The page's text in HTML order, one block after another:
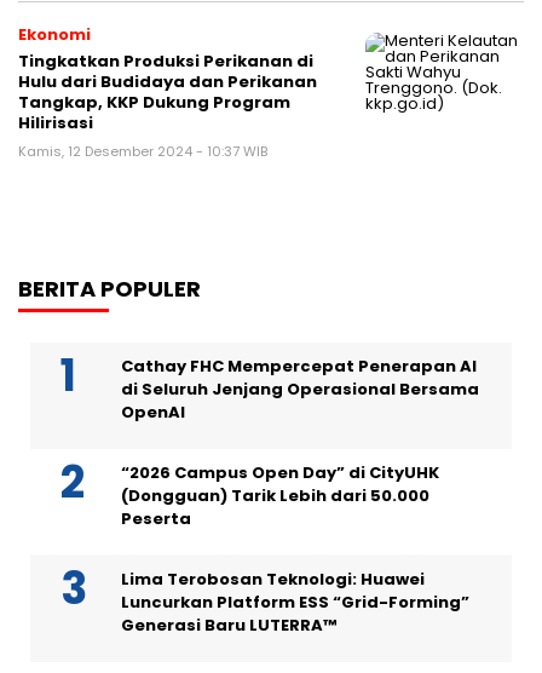
Ekonomi
Tingkatkan Produksi Perikanan di
Hulu dari Budidaya dan Perikanan
Tangkap, KKP Dukung Program
Hilirisasi
Kamis, 12 Desember 2024 - 10:37 WIB
BERITA POPULER
Cathay FHC Mempercepat Penerapan AI
di Seluruh Jenjang Operasional Bersama
OpenAI
“2026 Campus Open Day” di CityUHK
(Dongguan) Tarik Lebih dari 50.000
Peserta
Lima Terobosan Teknologi: Huawei
Luncurkan Platform ESS “Grid-Forming”
Generasi Baru LUTERRA™